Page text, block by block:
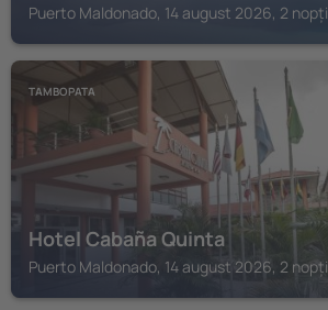
Puerto Maldonado, 14 august 2026, 2 nopți
TAMBOPATA
Hotel Cabaña Quinta
Puerto Maldonado, 14 august 2026, 2 nopți